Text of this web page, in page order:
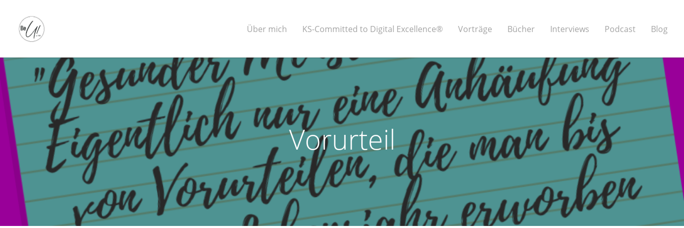
Über mich KS-Committed to Digital Excellence® Vorträge Bücher Interviews Podcast Blog
Vorurteil